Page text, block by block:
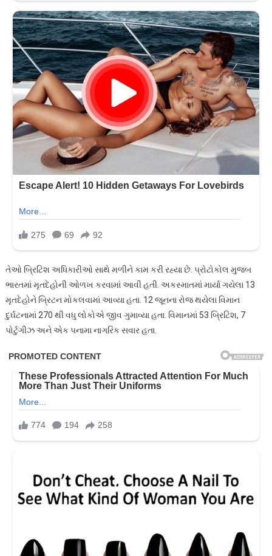
તેઓ બ્રિટિશ અધિકારીઓ સાથે મળીને કામ કરી રહ્યા છે. પ્રોટોકોલ મુજબ
ભારતમાં મૃતદેહોની ઓળખ કરવામાં આવી હતી. અકસ્માતમાં માર્યા ગયેલા 13
મૃતદેહોને બ્રિટન મોકલવામાં આવ્યા હતા. 12 જૂનના રોજ થયેલા વિમાન
દુર્ઘટનામાં 270 થી વધુ લોકોએ જીવ ગુમાવ્યા હતા. વિમાનમાં 53 બ્રિટિશ, 7
પોર્ટુગીઝ અને એક પનામા નાગરિક સવાર હતા.